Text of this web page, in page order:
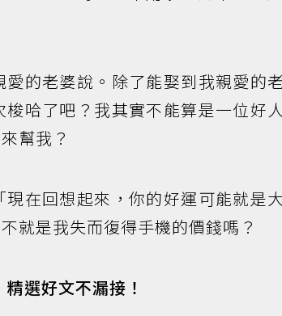
愛的老婆說。除了能娶到我親愛的
哈了吧？我其實不能算是一位好
幫我？
現在回想起來，你的好運可能就是
就是我失而復得手機的價錢嗎？
選好文不漏接！